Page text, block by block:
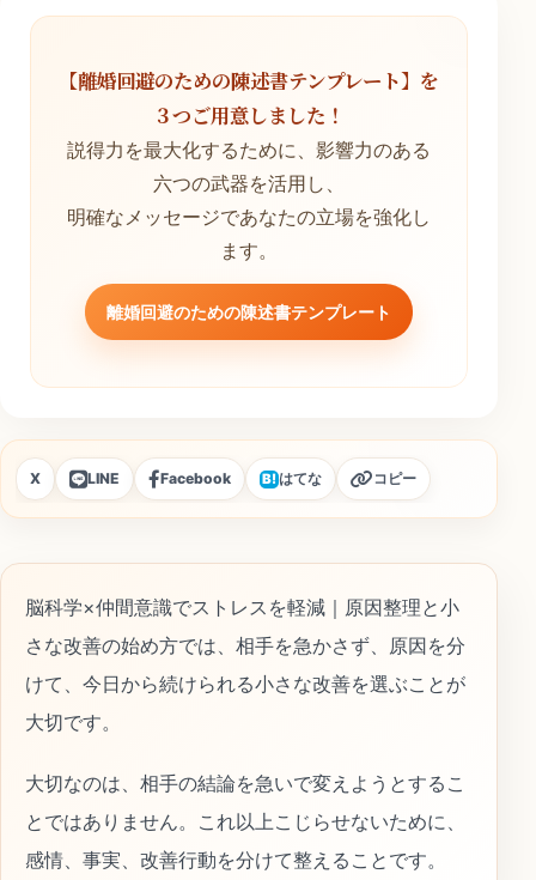
【離婚回避のための陳述書テンプレート】を
３つご用意しました！
説得力を最大化するために、影響力のある
六つの武器を活用し、
明確なメッセージであなたの立場を強化し
ます。
離婚回避のための陳述書テンプレート
X LINE Facebook B!はてな コピー
脳科学×仲間意識でストレスを軽減｜原因整理と小
さな改善の始め方では、相手を急かさず、原因を分
けて、今日から続けられる小さな改善を選ぶことが
大切です。
大切なのは、相手の結論を急いで変えようとするこ
とではありません。これ以上こじらせないために、
感情、事実、改善行動を分けて整えることです。